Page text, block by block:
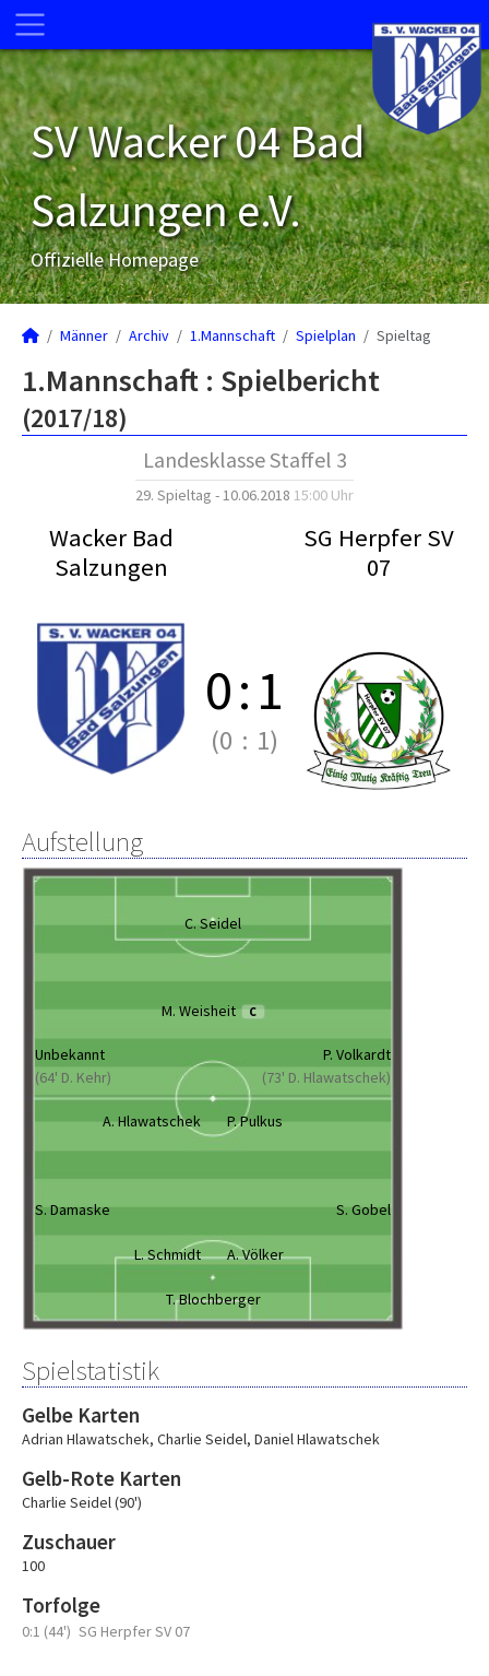
SV Wacker 04 Bad
Salzungen e.V.
Offizielle Homepage
Männer Archiv 1.Mannschaft Spielplan Spieltag
1.Mannschaft : Spielbericht
(2017/18)
Landesklasse Staffel 3
29. Spieltag - 10.06.2018 15:00 Uhr
Wacker Bad
Salzungen
SG Herpfer SV
07
0:1
(0 : 1)
Aufstellung
C. Seidel
M. Weisheit C
Unbekannt
(64' D. Kehr)
P. Volkardt
(73' D. Hlawatschek)
A. Hlawatschek P. Pulkus
S. Damaske S. Gobel
L. Schmidt A. Völker
T. Blochberger
Spielstatistik
Gelbe Karten
Adrian Hlawatschek, Charlie Seidel, Daniel Hlawatschek
Gelb-Rote Karten
Charlie Seidel (90')
Zuschauer
100
Torfolge
0:1 (44') SG Herpfer SV 07